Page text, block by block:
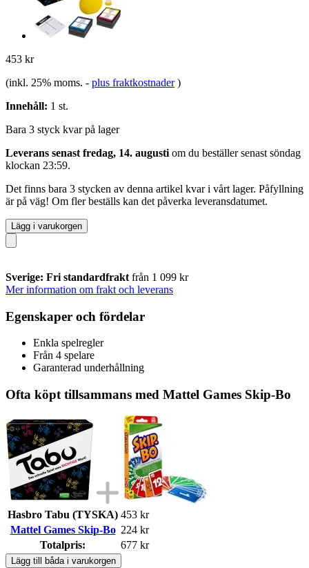
453 kr
(inkl. 25% moms. - plus fraktkostnader )
Innehåll: 1 st.
Bara 3 styck kvar på lager
Leverans senast fredag, 14. augusti om du beställer senast söndag
klockan 23:59.
Det finns bara 3 stycken av denna artikel kvar i vårt lager. Påfyllning
är på väg! Om fler beställs kan det påverka leveransdatumet.
Lägg i varukorgen
Sverige: Fri standardfrakt från 1 099 kr
Mer information om frakt och leverans
Egenskaper och fördelar
Enkla spelregler
Från 4 spelare
Garanterad underhållning
Ofta köpt tillsammans med Mattel Games Skip-Bo
Hasbro Tabu (TYSKA) 453 kr
Mattel Games Skip-Bo 224 kr
Totalpris:
677 kr
Lägg till båda i varukorgen